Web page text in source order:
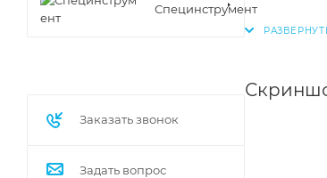
Специнструмент
Заказать звонок
Задать вопрос